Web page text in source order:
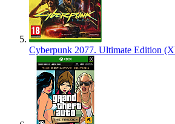
Cyberpunk 2077. Ultimate Edition